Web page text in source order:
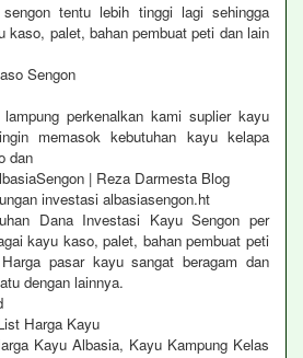
tentu lebih tinggi lagi sehingga
kaso, palet, bahan pembuat peti dan lain
Sengon
perkenalkan kami suplier kayu
memasok kebutuhan kayu kelapa
dan
| Reza Darmesta Blog
investasi albasiasengon.ht
Dana Investasi Kayu Sengon per
kayu kaso, palet, bahan pembuat peti
pasar kayu sangat beragam dan
dengan lainnya.
Harga Kayu
Kayu Albasia, Kayu Kampung Kelas